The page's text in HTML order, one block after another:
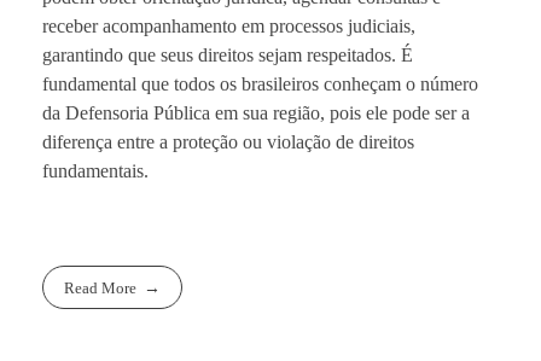
receber acompanhamento em processos judiciais,
garantindo que seus direitos sejam respeitados. É
fundamental que todos os brasileiros conheçam o número
da Defensoria Pública em sua região, pois ele pode ser a
diferença entre a proteção ou violação de direitos
fundamentais.
Read More